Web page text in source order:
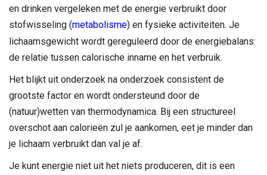
Over
Ons
Contact
en drinken vergeleken met de energie verbruikt door
stofwisseling (metabolisme) en fysieke activiteiten. Je
lichaamsgewicht wordt gereguleerd door de energiebalans:
de relatie tussen calorische inname en het verbruik.
Het blijkt uit onderzoek na onderzoek consistent de
grootste factor en wordt ondersteund door de
(natuur)wetten van thermodynamica. Bij een structureel
overschot aan calorieën zul je aankomen, eet je minder dan
je lichaam verbruikt dan val je af.
Je kunt energie niet uit het niets produceren, dit is een